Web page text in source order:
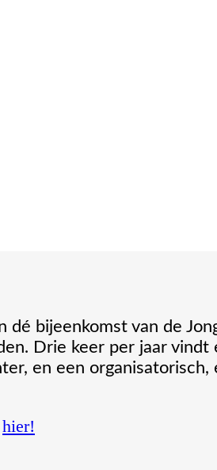
dé bijeenkomst van de
Drie keer per jaar vindt
en een organisatorisch,
hier!